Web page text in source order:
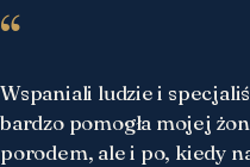
“
Wspaniali ludzie i
bardzo pomogła mojej
porodem, ale i po, kiedy